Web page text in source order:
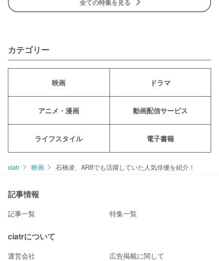
全ての特集を見る
カテゴリー
映画 ドラマ
アニメ・漫画 動画配信サービス
ライフスタイル 電子書籍
ciatr 映画 石橋凌、ARBでも活躍していた人気俳優を紹介！
記事情報
記事一覧 特集一覧
ciatrについて
運営会社
広告掲載に関して